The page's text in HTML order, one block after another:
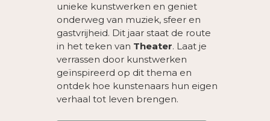
unieke kunstwerken en geniet
onderweg van muziek, sfeer en
gastvrijheid. Dit jaar staat de route
in het teken van Theater. Laat je
verrassen door kunstwerken
geïnspireerd op dit thema en
ontdek hoe kunstenaars hun eigen
verhaal tot leven brengen.